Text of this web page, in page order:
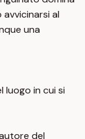
al
una
luogo in cui si
del